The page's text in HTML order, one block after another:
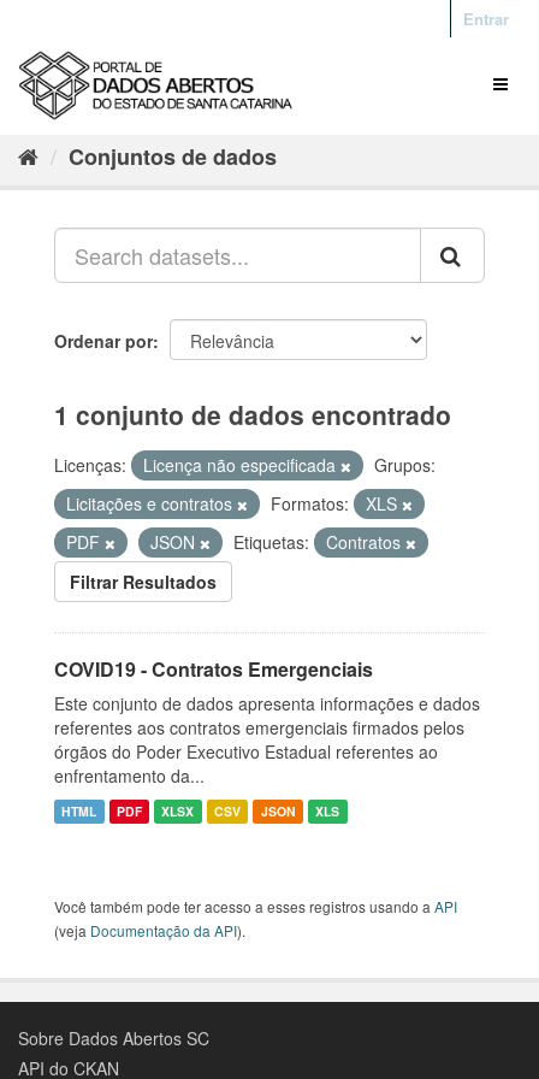
Entrar
Conjuntos de dados
Ordenar por
1 conjunto de dados encontrado
Licenças: Licença não especificada
Grupos:
Licitações e contratos
Formatos:
XLS
PDF
JSON Etiquetas:
Contratos
Filtrar Resultados
COVID19 - Contratos Emergenciais
Este conjunto de dados apresenta informações e dados
referentes aos contratos emergenciais firmados pelos
órgãos do Poder Executivo Estadual referentes ao
enfrentamento da...
HTML PDF XLSX CSV JSON XLS
Você também pode ter acesso a esses registros usando a API
(veja Documentação da API).
Sobre Dados Abertos SC
API do CKAN